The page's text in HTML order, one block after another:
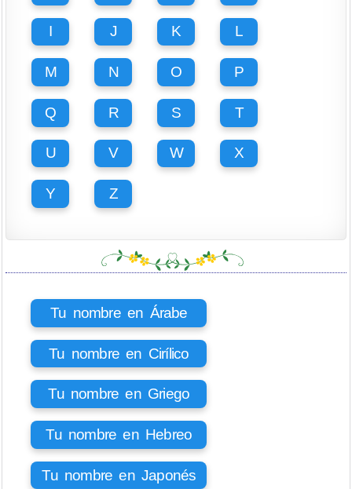
I J K L
M N O P
Q R S T
U V W X
Y Z
Tu nombre en Árabe
Tu nombre en Cirílico
Tu nombre en Griego
Tu nombre en Hebreo
Tu nombre en Japonés